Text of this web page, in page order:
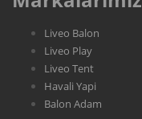
Liveo Balon
Liveo Play
Liveo Tent
Havali Yapi
Balon Adam